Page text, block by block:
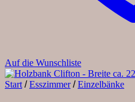
Auf die Wunschliste
Start / Esszimmer / Einzelbänke